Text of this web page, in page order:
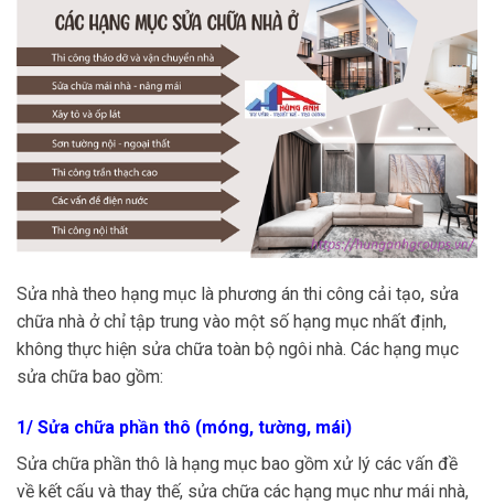
Sửa nhà theo hạng mục là phương án thi công cải tạo, sửa
chữa nhà ở chỉ tập trung vào một số hạng mục nhất định,
không thực hiện sửa chữa toàn bộ ngôi nhà. Các hạng mục
sửa chữa bao gồm:
1/ Sửa chữa phần thô (móng, tường, mái)
Sửa chữa phần thô là hạng mục bao gồm xử lý các vấn đề
về kết cấu và thay thế, sửa chữa các hạng mục như mái nhà,